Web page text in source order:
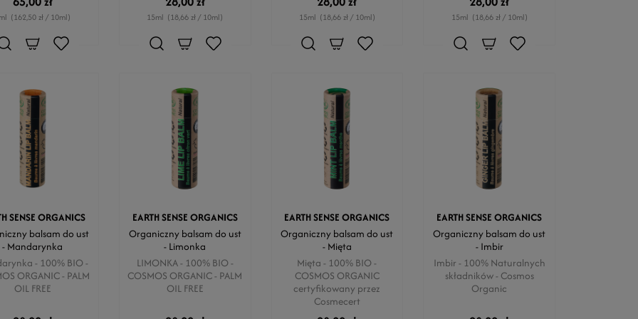
(162,50 zł / 10ml) 15ml (18,66 zł / 10ml) 15ml (18,66 zł / 10ml) 15ml (18,66 zł / 10ml)
SENSE ORGANICS
balsam do ust
- Mandarynka
- 100% BIO -
ORGANIC - PALM
OIL FREE
EARTH SENSE ORGANICS
Organiczny balsam do ust
- Limonka
LIMONKA - 100% BIO -
COSMOS ORGANIC - PALM
OIL FREE
EARTH SENSE ORGANICS
Organiczny balsam do ust
- Mięta
Mięta - 100% BIO -
COSMOS ORGANIC
certyfikowany przez
Cosmecert
EARTH SENSE ORGANICS
Organiczny balsam do ust
- Imbir
Imbir - 100% Naturalnych
składników - Cosmos
Organic